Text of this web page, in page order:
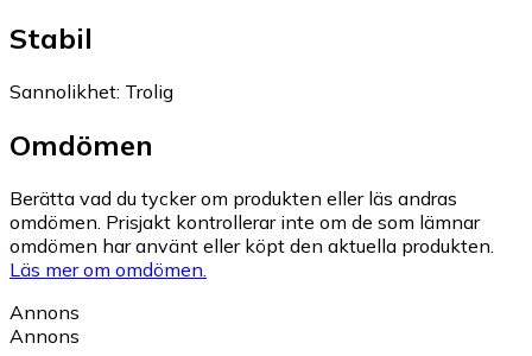
Stabil
Sannolikhet: Trolig
Omdömen
Berätta vad du tycker om produkten eller läs andras
omdömen. Prisjakt kontrollerar inte om de som lämnar
omdömen har använt eller köpt den aktuella produkten.
Läs mer om omdömen.
Annons
Annons